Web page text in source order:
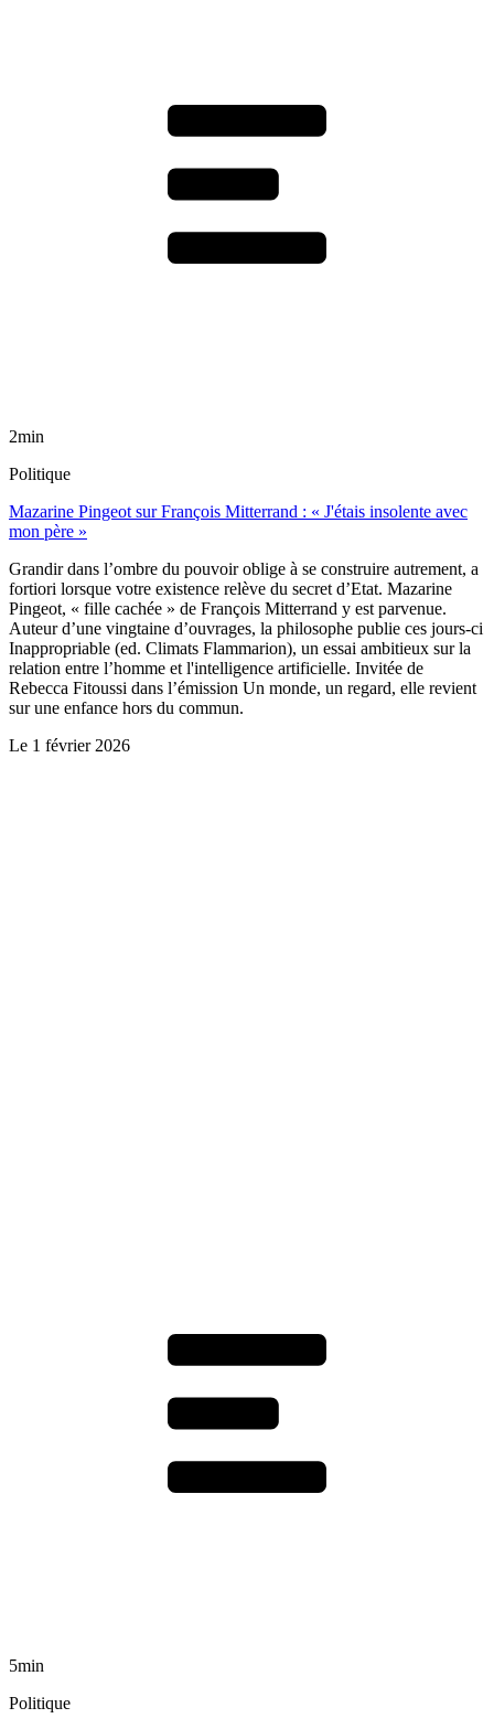
2min
Politique
Mazarine Pingeot sur François Mitterrand : « J'étais insolente avec
mon père »
Grandir dans l’ombre du pouvoir oblige à se construire autrement, a
fortiori lorsque votre existence relève du secret d’Etat. Mazarine
Pingeot, « fille cachée » de François Mitterrand y est parvenue.
Auteur d’une vingtaine d’ouvrages, la philosophe publie ces jours-ci
Inappropriable (ed. Climats Flammarion), un essai ambitieux sur la
relation entre l’homme et l'intelligence artificielle. Invitée de
Rebecca Fitoussi dans l’émission Un monde, un regard, elle revient
sur une enfance hors du commun.
Le 1 février 2026
5min
Politique